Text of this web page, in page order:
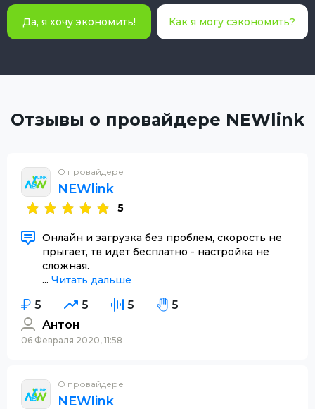
Да, я хочу экономить! Как я могу сэкономить?
Отзывы о провайдере NEWlink
О провайдере
NEWlink
5
Онлайн и загрузка без проблем, скорость не
прыгает, тв идет бесплатно - настройка не
сложная.
... Читать дальше
5 5 5
5
Антон
06 Февраля 2020, 11:58
О провайдере
NEWlink